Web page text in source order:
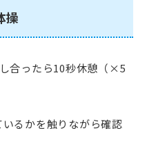
操
合ったら10秒休憩（×5
るかを触りながら確認